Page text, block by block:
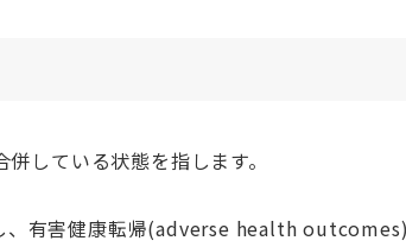
している状態を指します。
、有害健康転帰(adverse health